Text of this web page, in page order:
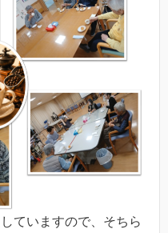
ていますので、そちら